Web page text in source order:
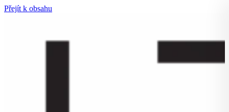
Přejít k obsahu